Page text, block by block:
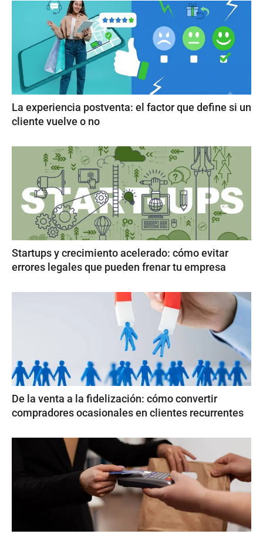
La experiencia postventa: el factor que define si un
cliente vuelve o no
Startups y crecimiento acelerado: cómo evitar
errores legales que pueden frenar tu empresa
De la venta a la fidelización: cómo convertir
compradores ocasionales en clientes recurrentes